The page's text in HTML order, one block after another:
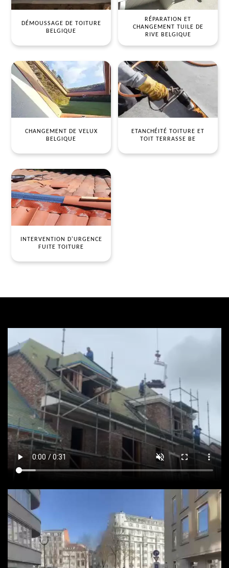
DÉMOUSSAGE DE TOITURE
BELGIQUE
RÉPARATION ET
CHANGEMENT TUILE DE
RIVE BELGIQUE
CHANGEMENT DE VELUX
BELGIQUE
ETANCHÉITÉ TOITURE ET
TOIT TERRASSE BE
INTERVENTION D'URGENCE
FUITE TOITURE